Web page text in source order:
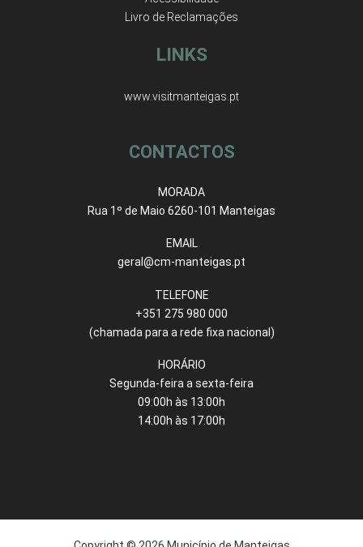
Livro de Reclamações
LINKS
www.visitmanteigas.pt
CONTACTOS
MORADA
Rua 1º de Maio 6260-101 Manteigas
EMAIL
geral@cm-manteigas.pt
TELEFONE
+351 275 980 000
(chamada para a rede fixa nacional)
HORÁRIO
Segunda-feira a sexta-feira
09:00h às 13:00h
14:00h às 17:00h